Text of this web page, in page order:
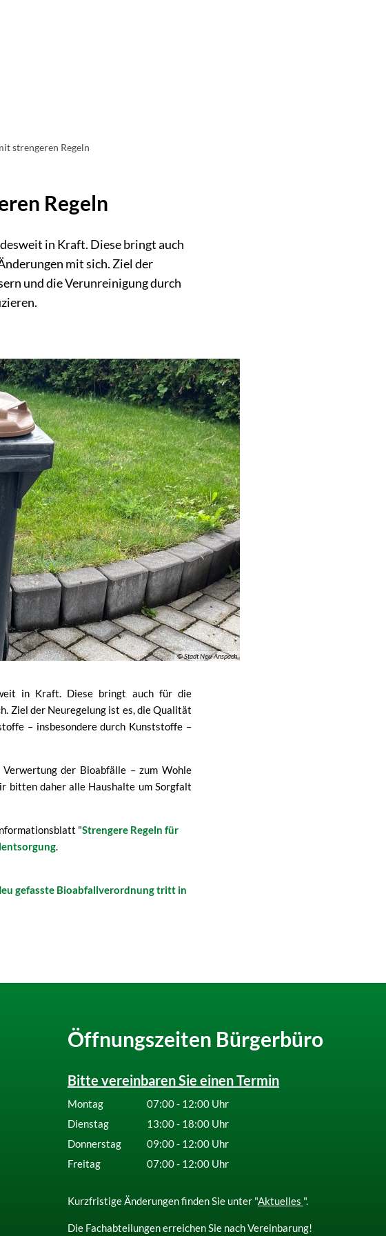
strengeren Regeln
Regeln
in Kraft. Diese bringt auch
mit sich. Ziel der
und die Verunreinigung durch
© Stadt Neu-Anspach
in Kraft. Diese bringt auch für die
Ziel der Neuregelung ist es, die Qualität
– insbesondere durch Kunststoffe –
der Bioabfälle – zum Wohle
bitten daher alle Haushalte um Sorgfalt
"Strengere Regeln für
.
gefasste Bioabfallverordnung tritt in
Öffnungszeiten Bürgerbüro
Bitte vereinbaren Sie einen Termin
Montag 07:00- 12:00 Uhr
Von 07:00 bis 12:00 Uhr
Dienstag 13:00- 18:00 Uhr
Von 13:00 bis 18:00 Uhr
Donnerstag 09:00- 12:00 Uhr
Von 09:00 bis 12:00 Uhr
Freitag 07:00- 12:00 Uhr
Kurzfristige Änderungen finden Sie unter "Aktuelles ".
Die Fachabteilungen erreichen Sie nach Vereinbarung!